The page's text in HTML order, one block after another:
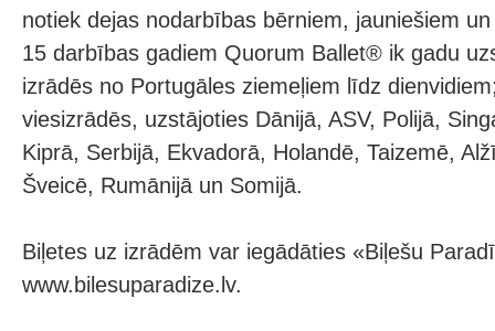
notiek dejas nodarbības bērniem, jauniešiem
15 darbības gadiem Quorum Ballet® ik gadu
izrādēs no Portugāles ziemeļiem līdz
viesizrādēs, uzstājoties Dānijā, ASV, Polijā,
Kiprā, Serbijā, Ekvadorā, Holandē, Taizemē,
Šveicē, Rumānijā un Somijā.
Biļetes uz izrādēm var iegādāties «Biļešu
www.bilesuparadize.lv.